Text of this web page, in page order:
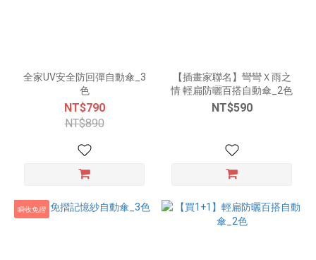
全家UV安全防回彈自動傘_3
色
NT$790
NT$890
【插畫家聯名】彎彎Ｘ雨之
情 輕扁防曬百搭自動傘_2色
NT$590
瞬收免摺